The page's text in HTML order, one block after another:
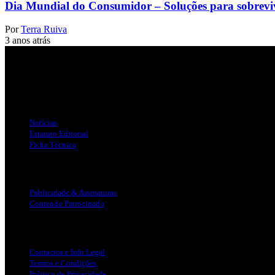
Dia Mundial do Consumidor – Soluções para
Por Terra Ruiva
3 anos atrás
Notícias
Estatuto Editorial
Ficha Técnica
Publicidade & Assinaturas
Conteúdo Patrocinado
Contactos e Info Legal
Termos e Condições